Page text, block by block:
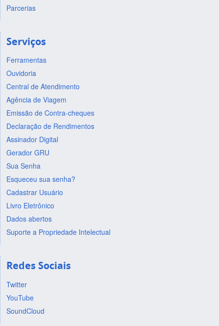
Parcerias
Serviços
Ferramentas
Ouvidoria
Central de Atendimento
Agência de Viagem
Emissão de Contra-cheques
Declaração de Rendimentos
Assinador Digital
Gerador GRU
Sua Senha
Esqueceu sua senha?
Cadastrar Usuário
Livro Eletrônico
Dados abertos
Suporte a Propriedade Intelectual
Redes Sociais
Twitter
YouTube
SoundCloud